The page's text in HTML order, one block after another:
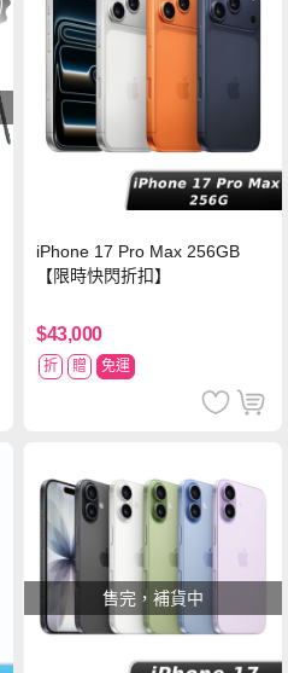
iPhone 17 Pro Max 256GB
【限時快閃折扣】
$43,000
折 贈 免運
售完，補貨中